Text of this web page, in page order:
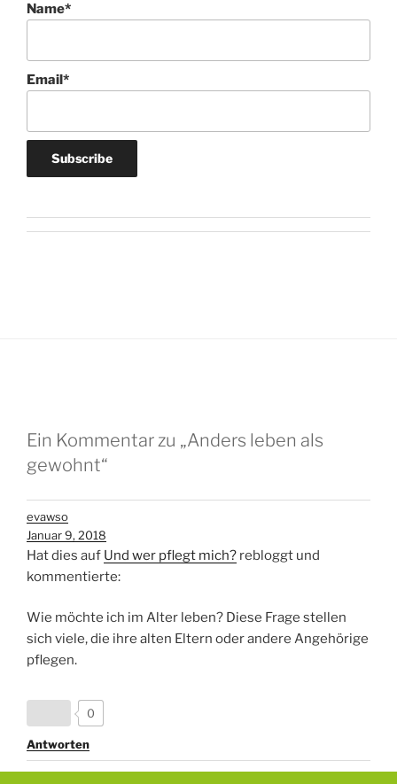
Name*
Email*
Ein Kommentar zu „Anders leben als
gewohnt“
evawso
Januar 9, 2018
Hat dies auf Und wer pflegt mich? rebloggt und
kommentierte:
Wie möchte ich im Alter leben? Diese Frage stellen
sich viele, die ihre alten Eltern oder andere Angehörige
pflegen.
0
Antworten